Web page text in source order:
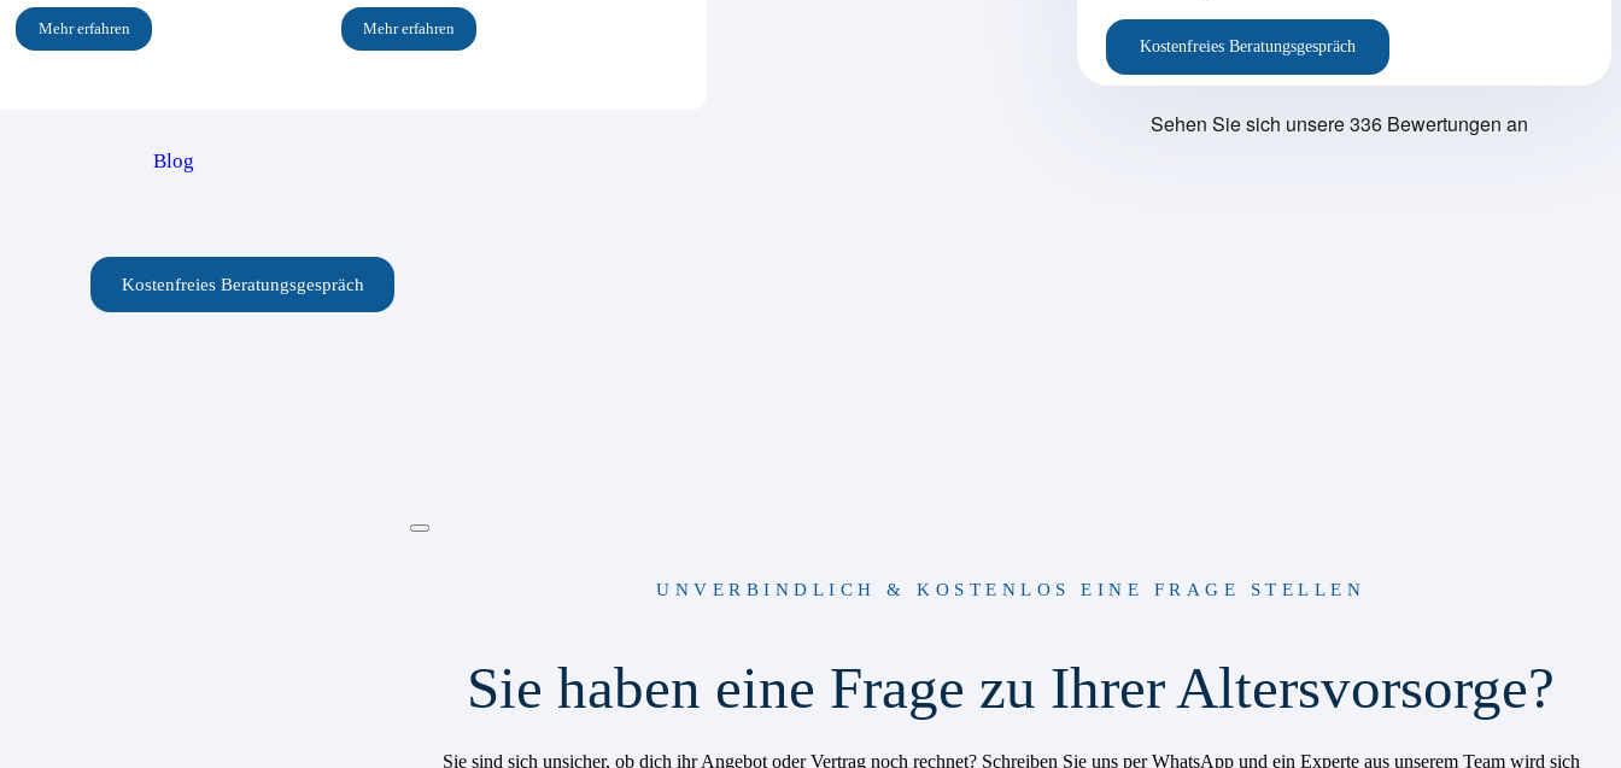
Mehr erfahren Mehr erfahren
Blog
Kostenfreies Beratungsgespräch
Kostenfreies Beratungsgespräch
UNVERBINDLICH & KOSTENLOS EINE FRAGE STELLEN
Sie haben eine Frage zu Ihrer Altersvorsorge?
Sie sind sich unsicher, ob dich ihr Angebot oder Vertrag noch rechnet? Schreiben Sie uns per WhatsApp und ein Experte aus unserem Team wird sich